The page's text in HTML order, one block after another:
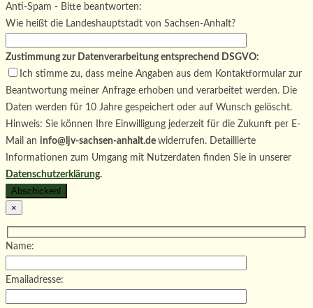
Bitte lasse dieses Feld leer.
Anti-Spam - Bitte beantworten:
Wie heißt die Landeshauptstadt von Sachsen-Anhalt?
Zustimmung zur Datenverarbeitung entsprechend DSGVO:
Ich stimme zu, dass meine Angaben aus dem Kontaktformular zur
Beantwortung meiner Anfrage erhoben und verarbeitet werden. Die
Daten werden für 10 Jahre gespeichert oder auf Wunsch gelöscht.
Hinweis: Sie können Ihre Einwilligung jederzeit für die Zukunft per E-
Mail an info@ljv-sachsen-anhalt.de widerrufen. Detaillierte
Informationen zum Umgang mit Nutzerdaten finden Sie in unserer
Datenschutzerklärung.
×
Name:
Emailadresse: